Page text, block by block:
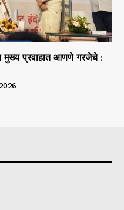
मुख्य प्रवाहात आणणे गरजेचे :